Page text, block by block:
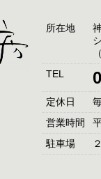
所在地
TEL
定休日
営業時間
駐車場